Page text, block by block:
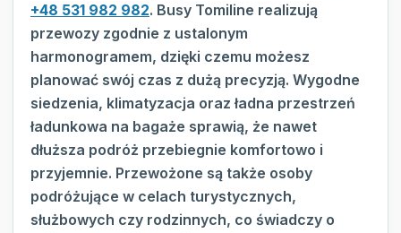
+48 531 982 982. Busy Tomiline realizują
przewozy zgodnie z ustalonym
harmonogramem, dzięki czemu możesz
planować swój czas z dużą precyzją. Wygodne
siedzenia, klimatyzacja oraz ładna przestrzeń
ładunkowa na bagaże sprawią, że nawet
dłuższa podróż przebiegnie komfortowo i
przyjemnie. Przewożone są także osoby
podróżujące w celach turystycznych,
służbowych czy rodzinnych, co świadczy o